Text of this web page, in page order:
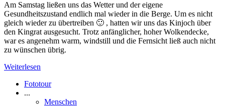
Am Samstag ließen uns das Wetter und der eigene
Gesundheitszustand endlich mal wieder in die Berge. Um es nicht
gleich wieder zu übertreiben 🙂 , hatten wir uns das Kinjoch über
den Kingrat ausgesucht. Trotz anfänglicher, hoher Wolkendecke,
war es angenehm warm, windstill und die Fernsicht ließ auch nicht
zu wünschen übrig.
Weiterlesen
Fototour
...
Menschen